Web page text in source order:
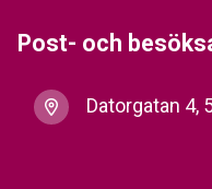
Post- och
Datorgatan 4,